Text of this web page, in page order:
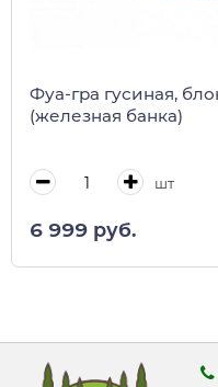
Фуа-гра гусиная,
(железная банка)
шт
6 999 руб.